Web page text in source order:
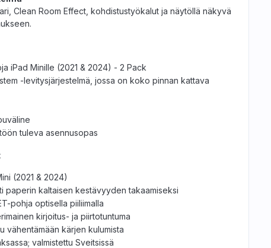
Clean Room Effect, kohdistustyökalut ja näytöllä näkyvä
iPad Minille (2021 & 2024) - 2 Pack
-levitysjärjestelmä, jossa on koko pinnan kattava
tuleva asennusopas
(2021 & 2024)
paperin kaltaisen kestävyyden takaamiseksi
pohja optisella piiliimalla
kirjoitus- ja piirtotuntuma
vähentämään kärjen kulumista
valmistettu Sveitsissä